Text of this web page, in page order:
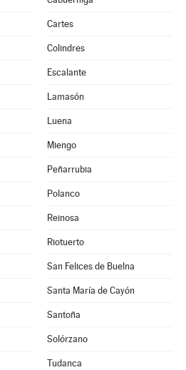
Cartes
Colindres
Escalante
Lamasón
Luena
Miengo
Peñarrubia
Polanco
Reinosa
Riotuerto
San Felices de Buelna
Santa María de Cayón
Santoña
Solórzano
Tudanca